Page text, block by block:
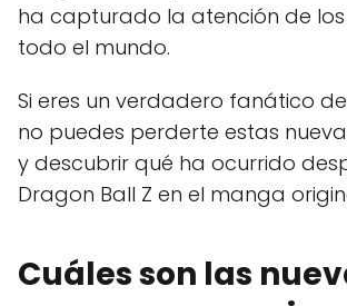
ha capturado la atención de
todo el mundo.
Si eres un verdadero fanático de
no puedes perderte estas
y descubrir qué ha ocurrido
Dragon Ball Z en el manga
Cuáles son las